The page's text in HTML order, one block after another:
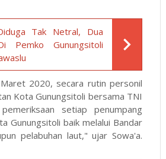
Tak Netral, Dua
Pemko Gunungsitoli
2020, secara rutin personil
Kota Gunungsitoli bersama TNI
setiap penumpang
Gunungsitoli baik melalui Bandar
pelabuhan laut," ujar Sowa'a.